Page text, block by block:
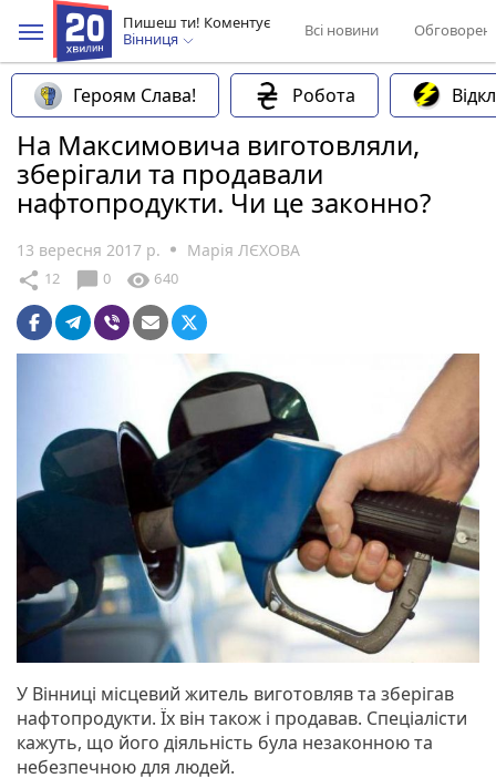
Пишеш ти! Коментує
Вінниця
Всі новини
Героям Слава! Робота
На Максимовича виготовляли,
зберігали та продавали
нафтопродукти. Чи це законно?
13 вересня 2017 р. Марія ЛЄХОВА
share 12 chat_bubble 0 visibility 640
У Вінниці місцевий житель виготовляв та зберігав
нафтопродукти. Їх він також і продавав. Спеціалісти
кажуть, що його діяльність була незаконною та
небезпечною для людей.